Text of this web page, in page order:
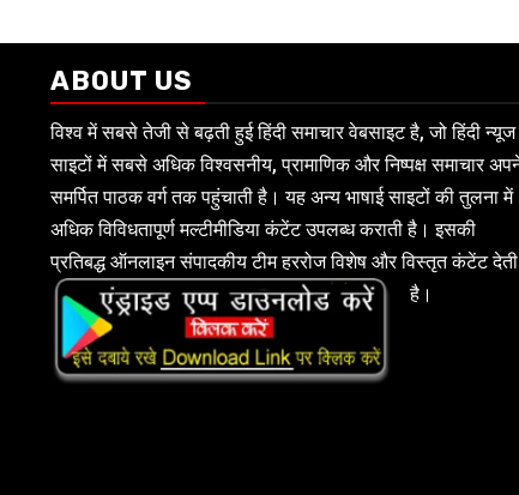
ABOUT US
विश्व में सबसे तेजी से बढ़ती हुई हिंदी समाचार वेबसाइट है, जो हिंदी न्यूज
साइटों में सबसे अधिक विश्वसनीय, प्रामाणिक और निष्पक्ष समाचार
समर्पित पाठक वर्ग तक पहुंचाती है। यह अन्य भाषाई साइटों की तुलना में
अधिक विविधतापूर्ण मल्टीमीडिया कंटेंट उपलब्ध कराती है। इसकी
प्रतिबद्ध ऑनलाइन संपादकीय टीम हररोज विशेष और विस्तृत कंटेंट देती
है।